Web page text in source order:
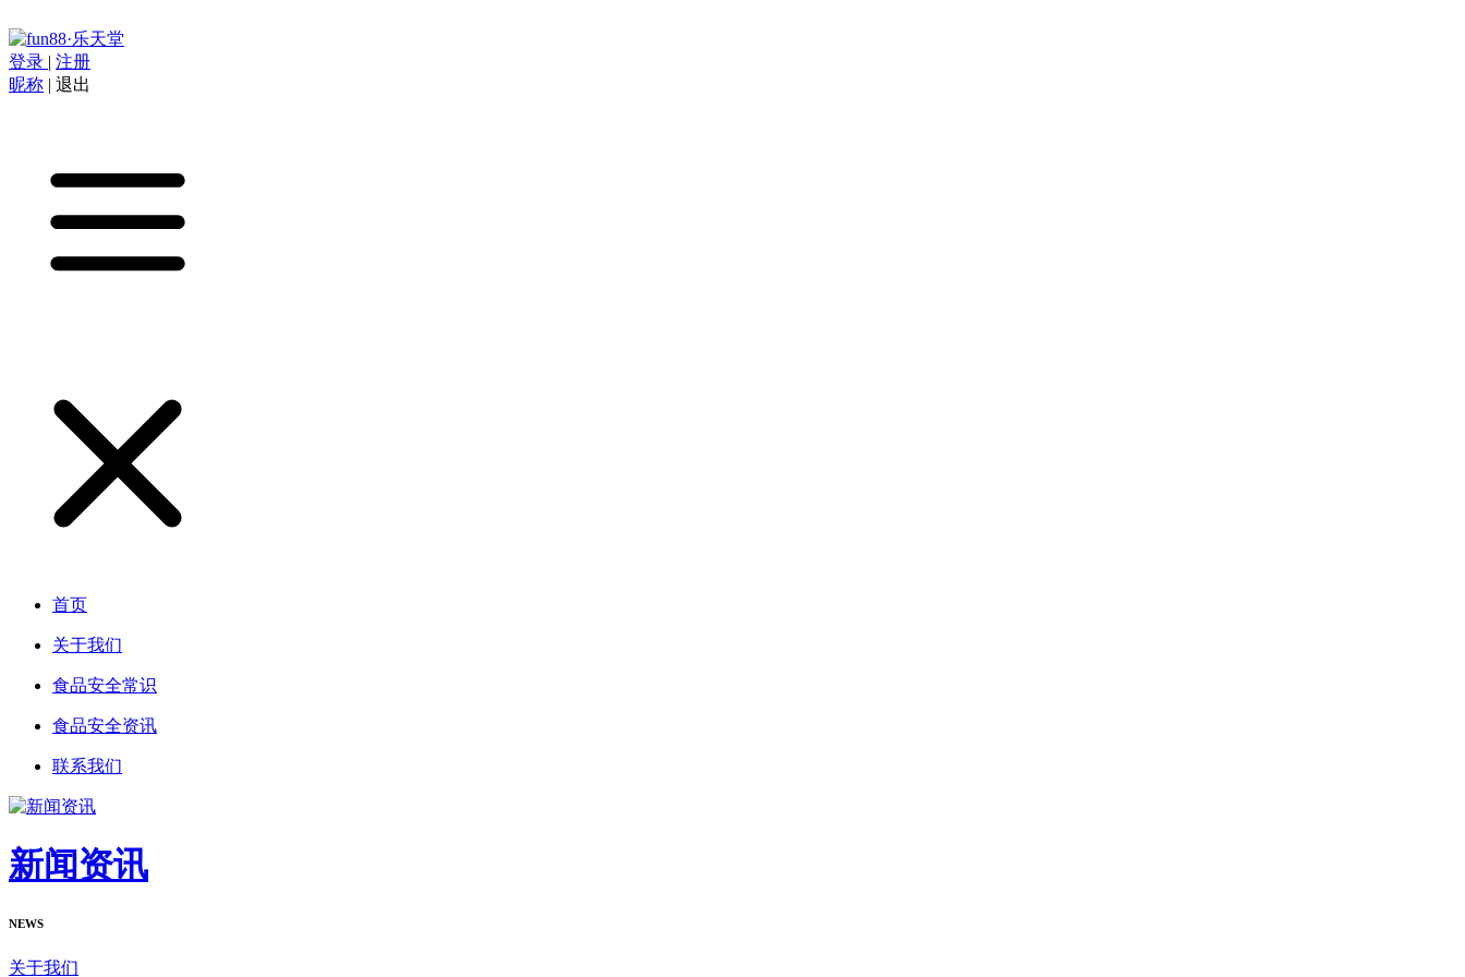
登录 | 注册
昵称 | 退出
首页
关于我们
食品安全常识
食品安全资讯
联系我们
新闻资讯
NEWS
关于我们